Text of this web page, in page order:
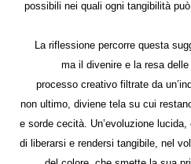
possibili nei quali ogni tangibilità
La riflessione percorre questa
ma il divenire e la resa
processo creativo filtrate da
non ultimo, diviene tela su cui
e sorde cecità. Un’evoluzione
di liberarsi e rendersi tangibile, nel